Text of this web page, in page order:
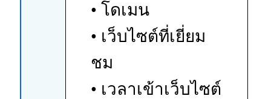
• โดเมน
• เว็บไซต์ที่เยี่ยม
ชม
• เวลาเข้าเว็บไซต์